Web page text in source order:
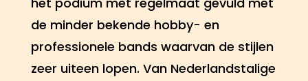
de minder bekende hobby- en
professionele bands waarvan de stijlen
zeer uiteen lopen. Van Nederlandstalige